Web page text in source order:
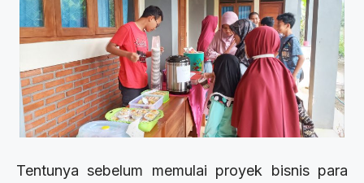
Tentunya sebelum memulai proyek bisnis para